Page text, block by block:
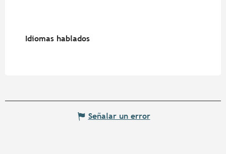
Idiomas hablados
Idiomas hablados
Señalar un error